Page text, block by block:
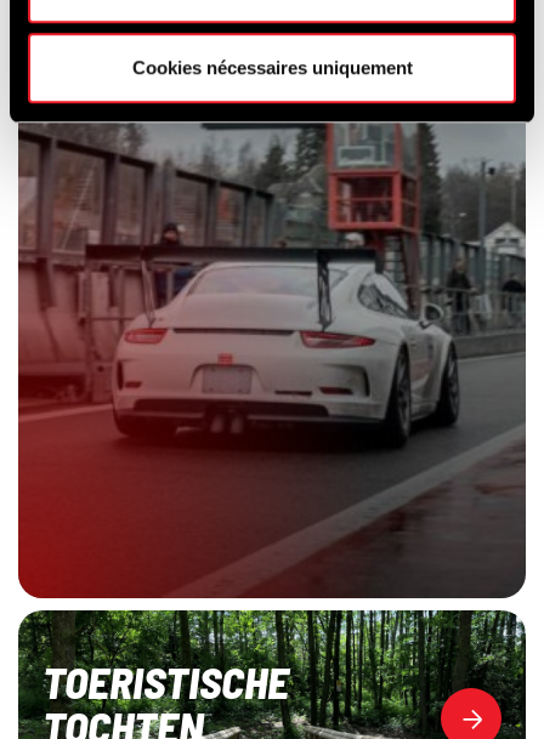
Cookies nécessaires uniquement
VOERTUIGEN
TOERISTISCHE
TOCHTEN